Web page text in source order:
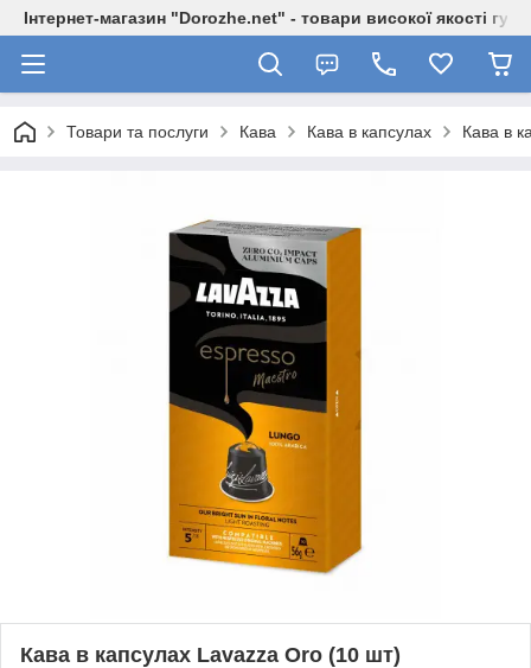
Інтернет-магазин "Dorozhe.net" - товари високої якості
Товари та послуги Кава Кава в капсулах Кава в
Кава в капсулах Lavazza Oro (10 шт)